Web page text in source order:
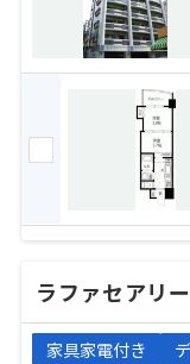
ラファセアリ
家具家電付き